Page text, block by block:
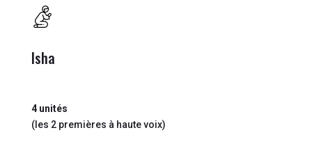
Isha
4 unités
(les 2 premières à haute voix)